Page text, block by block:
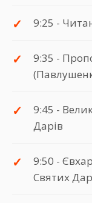
9:25 -
9:35 -
9:45 -
Дарів
9:50 -
Святих